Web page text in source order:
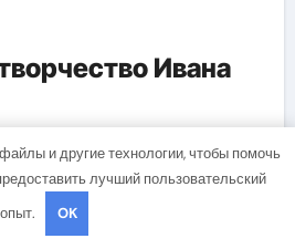
Ивана
отличается
и
Он создал большое
картин, главным образом
и другие технологии, чтобы помочь
лучший пользовательский
опыт.
OK